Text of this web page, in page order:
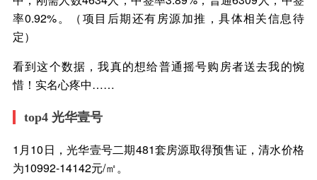
率0.92%。（项目后期还有房源加推，具体相关信息待
定）
看到这个数据，我真的想给普通摇号购房者送去我的惋
惜！实名心疼中……
top4 光华壹号
1月10日，光华壹号二期481套房源取得预售证，清水价格
为10992-14142元/㎡。